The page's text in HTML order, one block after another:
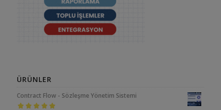
ÜRÜNLER
Contract Flow - Sözleşme Yönetim Sistemi